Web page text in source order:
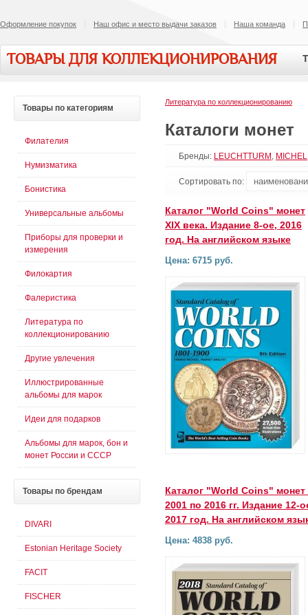
Оформление покупок Наш офис и место выдачи заказов Наша команда
ТОВАРЫ ДЛЯ КОЛЛЕКЦИОНИРОВАНИЯ
Литература по коллекционированию
Каталоги монет
Бренды: LEUCHTTURM , MICHEL
Сортировать по:
Каталог "World Coins" монет
XIX века. Издание 8-ое, 2016
год. На английском языке
Цена: 6715 руб.
Каталог "World Coins" монет
2001 по 2016 гг. Издание 12-
2017 год. На английском
Цена: 4838 руб.
Товары по категориям
Филателия
Нумизматика
Бонистика
Универсальные альбомы
Приборы для проверки и
измерения
Филокартия
Фалеристика
Литература по
коллекционированию
Другие увлечения
Иллюстрированные
альбомы для марок
Идеи для подарков
Альбомы для марок, бон и
монет России и СССР
Товары по брендам
DIVARI
Estonian Heritage Society
FACIT
FISCHER